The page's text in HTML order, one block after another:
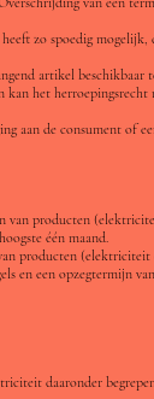
zo spoedig mogelijk,
artikel
het
aan de consument of
van producten
één maand.
producten
en een opzegtermijn
daaronder